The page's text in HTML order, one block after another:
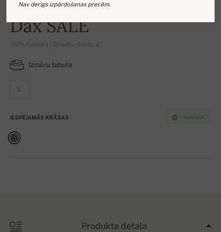
-16%
Dax SALE
100% Kašmirs | Šķiedru skaits: 2
Izmēru tabula
L
Noliktavā
IESPĒJAMĀS KRĀSAS
Produkta detaļa
Nav derīgs izpārdošanas precēm.